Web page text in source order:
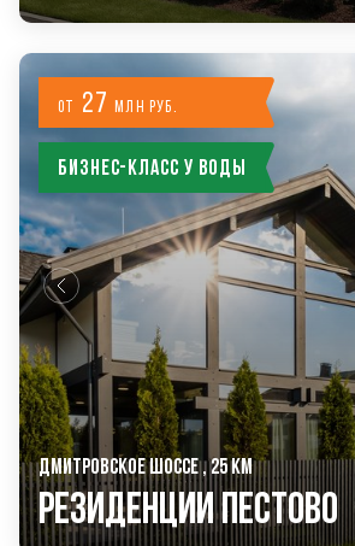
от 27млн руб.
Бизнес-класс у воды
ДМИТРОВСКОЕ ШОССЕ , 25 КМ
РЕЗИДЕНЦИИ ПЕСТОВО